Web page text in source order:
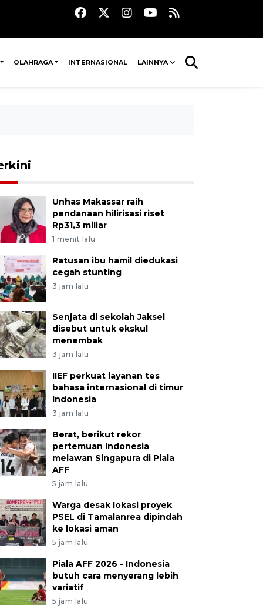
OLAHRAGA INTERNASIONAL LAINNYA
Unhas Makassar raih
pendanaan hilirisasi riset
Rp31,3 miliar
1 menit lalu
Ratusan ibu hamil diedukasi
cegah stunting
3 jam lalu
Senjata di sekolah Jaksel
disebut untuk ekskul
menembak
3 jam lalu
IIEF perkuat layanan tes
bahasa internasional di timur
Indonesia
3 jam lalu
Berat, berikut rekor
pertemuan Indonesia
melawan Singapura di Piala
AFF
5 jam lalu
Warga desak lokasi proyek
PSEL di Tamalanrea dipindah
ke lokasi aman
5 jam lalu
Piala AFF 2026 - Indonesia
butuh cara menyerang lebih
variatif
5 jam lalu